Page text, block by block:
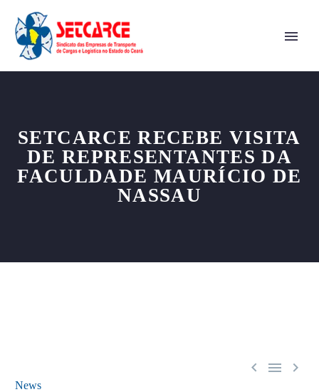
SETCARCE RECEBE VISITA
DE REPRESENTANTES DA
FACULDADE MAURÍCIO DE
NASSAU
  
News